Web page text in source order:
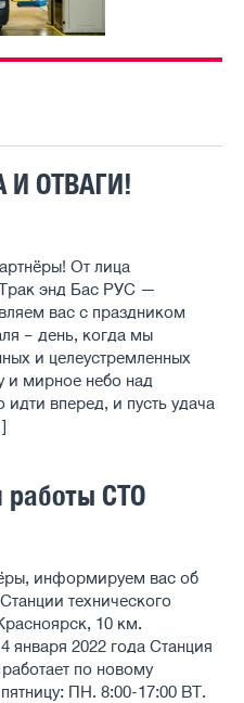
ОТВАГИ!
От лица
энд Бас РУС —
вас с праздником
– день, когда мы
и целеустремленных
и мирное небо над
вперед, и пусть удача
работы СТО
информируем вас об
технического
10 км.
января 2022 года Станция
по новому
ПН. 8:00-17:00 ВТ.